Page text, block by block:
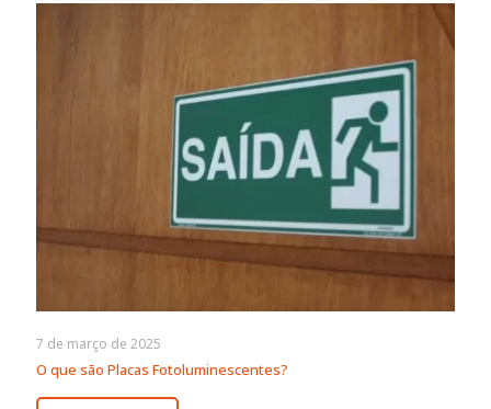
7 de março de 2025
O que são Placas Fotoluminescentes?